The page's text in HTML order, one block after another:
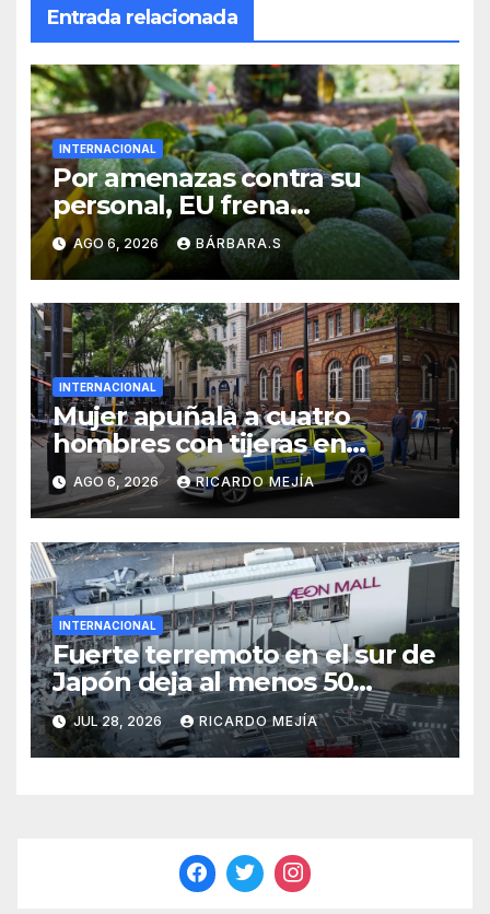
Entrada relacionada
INTERNACIONAL
Por amenazas contra su
personal, EU frena
exportación de aguacate
AGO 6, 2026 BÁRBARA.S
INTERNACIONAL
Mujer apuñala a cuatro
hombres con tijeras en
Londres: «Es una persona sin
hogar»
AGO 6, 2026 RICARDO MEJÍA
INTERNACIONAL
Fuerte terremoto en el sur de
Japón deja al menos 50
heridos
JUL 28, 2026 RICARDO MEJÍA